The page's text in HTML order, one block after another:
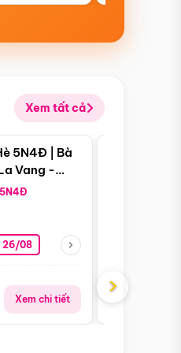
Xem tất cả
12/09
Điểm nổi bật
5N4Đ | Bà
Vang -
5N4Đ
26/08
Xem chi tiết
Giá từ:
›